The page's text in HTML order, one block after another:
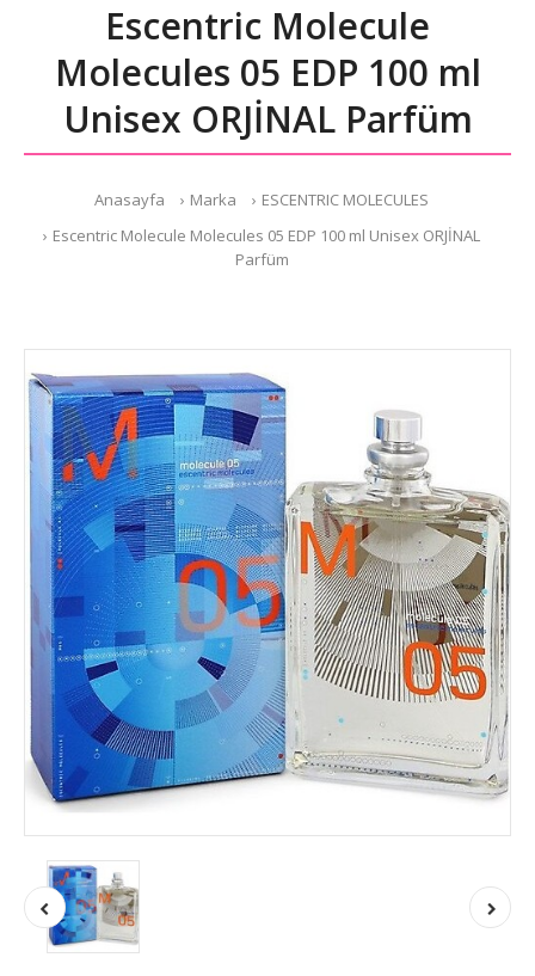
Escentric Molecule
Molecules 05 EDP 100 ml
Unisex ORJİNAL Parfüm
Anasayfa Marka
ESCENTRIC MOLECULES
Escentric Molecule Molecules 05 EDP 100 ml Unisex ORJİNAL
Parfüm